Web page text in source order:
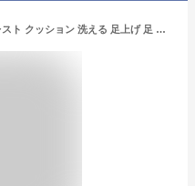
足枕 足用枕 足用まくら フットレスト クッション 洗える 足上げ 足 枕 まくら 女性 男性 足 を 上げる 高くする 足置き 足置き枕 あしまくら 腰痛 フットピロー 快眠 安眠 足の疲れ 健康 リラックス 癒やし グッズ フットケア